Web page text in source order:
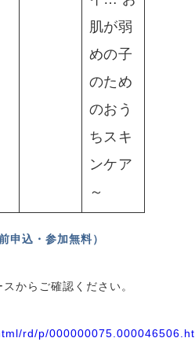
肌が弱
めの子
のため
のおう
ちスキ
ンケア
～
申込・参加無料）
からご確認ください。
rd/p/